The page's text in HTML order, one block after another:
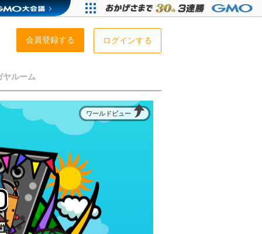
会員登録する ログインする
ヤルーム
ワールドビュー